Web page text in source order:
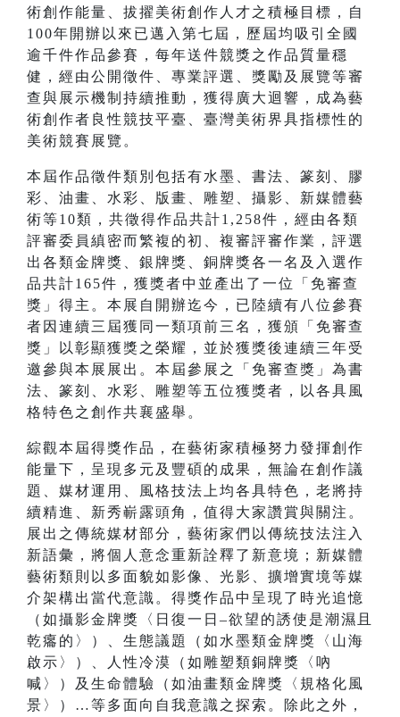
術創作能量、拔擢美術創作人才之積極目標，自
100年開辦以來已邁入第七屆，歷屆均吸引全國
逾千件作品參賽，每年送件競獎之作品質量穩
健，經由公開徵件、專業評選、獎勵及展覽等審
查與展示機制持續推動，獲得廣大迴響，成為藝
術創作者良性競技平臺、臺灣美術界具指標性的
美術競賽展覽。
本屆作品徵件類別包括有水墨、書法、篆刻、膠
彩、油畫、水彩、版畫、雕塑、攝影、新媒體藝
術等10類，共徵得作品共計1,258件，經由各類
評審委員縝密而繁複的初、複審評審作業，評選
出各類金牌獎、銀牌獎、銅牌獎各一名及入選作
品共計165件，獲獎者中並產出了一位「免審查
獎」得主。本展自開辦迄今，已陸續有八位參賽
者因連續三屆獲同一類項前三名，獲頒「免審查
獎」以彰顯獲獎之榮耀，並於獲獎後連續三年受
邀參與本展展出。本屆參展之「免審查獎」為書
法、篆刻、水彩、雕塑等五位獲獎者，以各具風
格特色之創作共襄盛舉。
綜觀本屆得獎作品，在藝術家積極努力發揮創作
能量下，呈現多元及豐碩的成果，無論在創作議
題、媒材運用、風格技法上均各具特色，老將持
續精進、新秀嶄露頭角，值得大家讚賞與關注。
展出之傳統媒材部分，藝術家們以傳統技法注入
新語彙，將個人意念重新詮釋了新意境；新媒體
藝術類則以多面貌如影像、光影、擴增實境等媒
介架構出當代意識。得獎作品中呈現了時光追憶
（如攝影金牌獎〈日復一日–欲望的誘使是潮濕且
乾癟的〉）、生態議題（如水墨類金牌獎〈山海
啟示〉）、人性冷漠（如雕塑類銅牌獎〈吶
喊〉）及生命體驗（如油畫類金牌獎〈規格化風
景〉）…等多面向自我意識之探索。除此之外，